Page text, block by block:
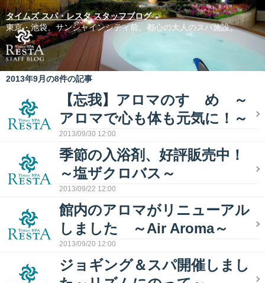
タイムズ スパ・レスタ スタッフブログ
東京・池袋、サンシャインシティ前。都心の大人のスパ施設。
2013年9月の8件の記事
【忘我】アロマのすゝめ ～
アロマで心も体も元気に！～
2013/09/30 12:00
季節の入浴剤、好評販売中！
～塩ザクロバス～
2013/09/22 12:00
館内のアロマがリニューアル
しました ～Air Aroma～
2013/09/20 12:00
ジョギング＆スパ開催しまし